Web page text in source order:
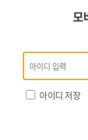
모
모바일
인증
로그인
아이디 저장